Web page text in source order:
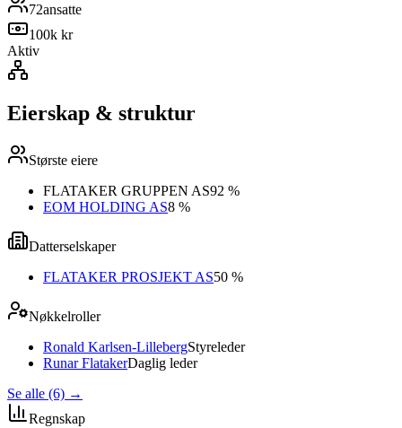
72ansatte
100k kr
Aktiv
Eierskap & struktur
Største eiere
FLATAKER GRUPPEN AS92 %
EOM HOLDING AS8 %
Datterselskaper
FLATAKER PROSJEKT AS50 %
Nøkkelroller
Ronald Karlsen-LillebergStyreleder
Runar FlatakerDaglig leder
Se alle (6) →
Regnskap